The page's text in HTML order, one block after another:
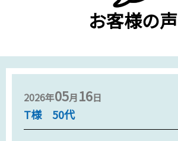
お客様の声
2026年05月16日
T様 50代